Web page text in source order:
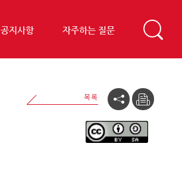
공지사항 자주하는 질문